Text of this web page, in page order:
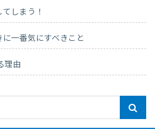
しまう！
一番気にすべきこと
理由